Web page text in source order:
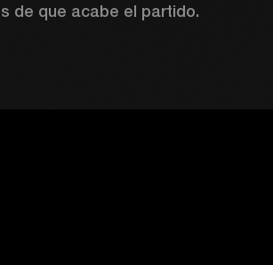
de que acabe el partido.